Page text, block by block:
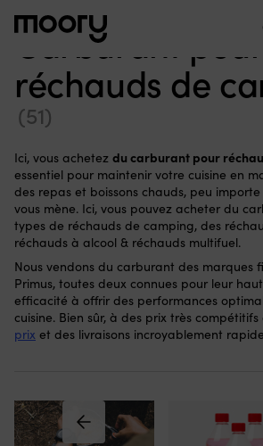
Recherche
pour :
Carburant pour
réchauds de
(51)
Ici, vous achetez du carburant pour
essentiel pour maintenir votre cuisine en
des repas et boissons chauds, peu
vous mène. Ici, vous pouvez acheter du
types de réchauds de camping, des
réchauds à alcool & réchauds multifuel.
Nous vendons du carburant des marques
Primus, toutes deux connues pour leur
efficacité à offrir des performances
cuisine. Bien sûr, à des prix très compétitifs
prix et des livraisons incroyablement